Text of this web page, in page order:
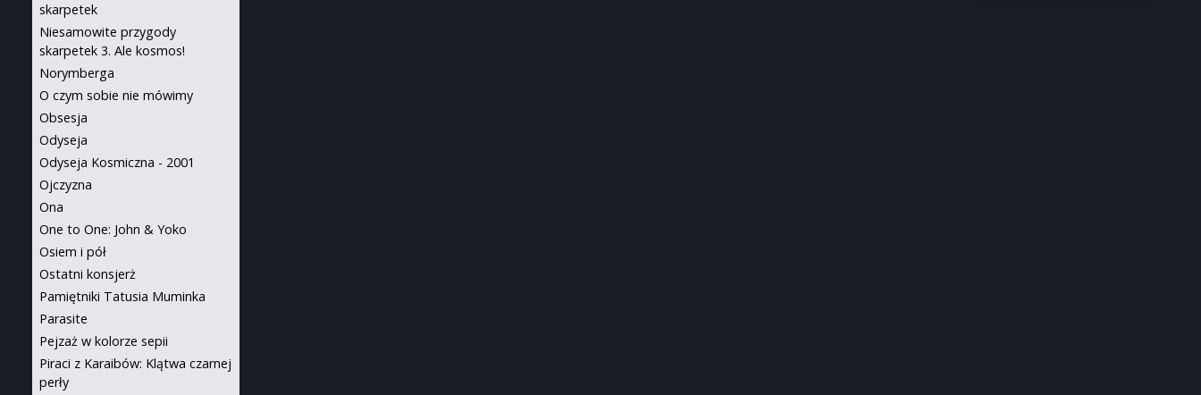
skarpetek
Niesamowite przygody
skarpetek 3. Ale kosmos!
Norymberga
O czym sobie nie mówimy
Obsesja
Odyseja
Odyseja Kosmiczna - 2001
Ojczyzna
Ona
One to One: John & Yoko
Osiem i pół
Ostatni konsjerż
Pamiętniki Tatusia Muminka
Parasite
Pejzaż w kolorze sepii
Piraci z Karaibów: Klątwa czarnej
perły